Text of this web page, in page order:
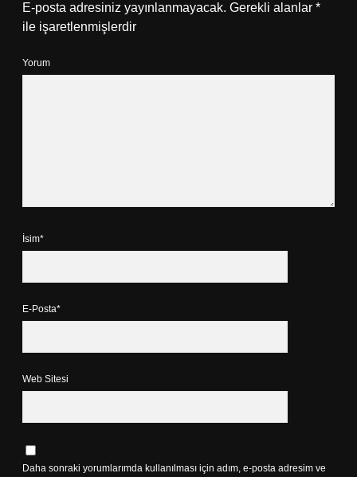
E-posta adresiniz yayınlanmayacak. Gerekli alanlar *
ile işaretlenmişlerdir
Yorum
İsim*
E-Posta*
Web Sitesi
Daha sonraki yorumlarımda kullanılması için adım, e-posta adresim ve